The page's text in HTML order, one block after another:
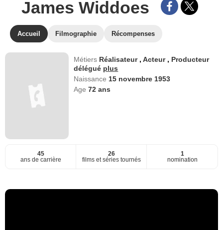
James Widdoes
Accueil Filmographie Récompenses
Métiers Réalisateur ,Acteur , Producteur
délégué plus
Naissance 15 novembre 1953
Age72 ans
45
ans de carrière
26
films et séries tournés
1
nomination